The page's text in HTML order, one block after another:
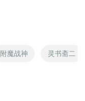
附魔战神 灵书斋二